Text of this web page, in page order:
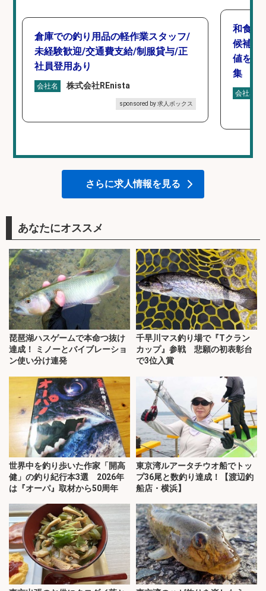
倉庫での釣り用品の軽作業スタッフ/
未経験歓迎/交通費支給/制服貸与/正
社員登用あり
会社名 株式会社REnista
sponsored by 求人ボックス
和食,
候補/
値を上
集
会社名
さらに求人情報を見る
あなたにオススメ
琵琶湖ハスゲームで本命つ抜け
達成！ ミノーとバイブレーショ
ン使い分け連発
千早川マス釣り場で『Tクラン
カップ』参戦 悲願の初表彰台
で3位入賞
世界中を釣り歩いた作家「開高
健」の釣り紀行本3選 2026年
は『オーパ』取材から50周年
東京湾ルアータチウオ船でトッ
プ36尾と数釣り達成！【渡辺釣
船店・横浜】